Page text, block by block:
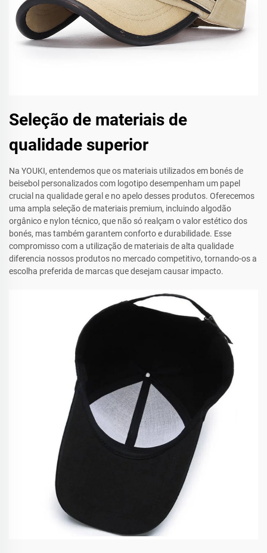
Seleção de materiais de
qualidade superior
Na YOUKI, entendemos que os materiais utilizados em bonés de
beisebol personalizados com logotipo desempenham um papel
crucial na qualidade geral e no apelo desses produtos. Oferecemos
uma ampla seleção de materiais premium, incluindo algodão
orgânico e nylon técnico, que não só realçam o valor estético dos
bonés, mas também garantem conforto e durabilidade. Esse
compromisso com a utilização de materiais de alta qualidade
diferencia nossos produtos no mercado competitivo, tornando-os a
escolha preferida de marcas que desejam causar impacto.